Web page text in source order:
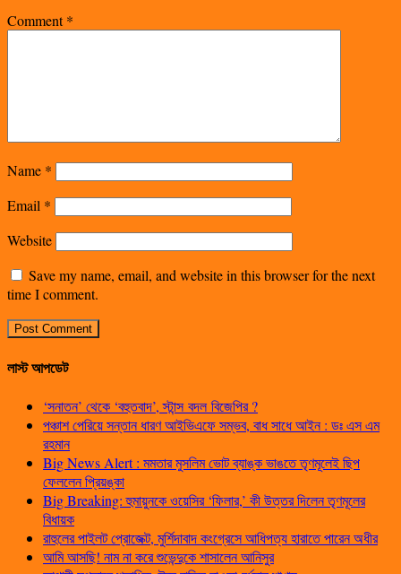
Comment*
Name *
Email *
Website
Save my name, email, and website in this browser for the next
time I comment.
লাস্ট আপডেট
‘সনাতন’ থেকে ‘বহুতবাদ’, স্টান্স বদল বিজেপির ?
পঞ্চাশ পেরিয়ে সন্তান ধারণ আইভিএফে সম্ভব, বাধ সাধে আইন : ডঃ এস এম
রহমান
Big News Alert : মমতার মুসলিম ভোট ব্যাঙ্ক ভাঙতে তৃণমূলেই ছিপ
ফেললেন প্রিয়ঙ্কা
Big Breaking: হুমায়ুনকে ওয়েসির ‘ফিলার,’ কী উত্তর দিলেন তৃণমূলের
বিধায়ক
রাহুলের পাইলট প্রোজেক্ট, মুর্শিদাবাদ কংগ্রেসে আধিপত্য হারাতে পারেন অধীর
আমি আসছি! নাম না করে শুভেন্দুকে শাসালেন আনিসুর